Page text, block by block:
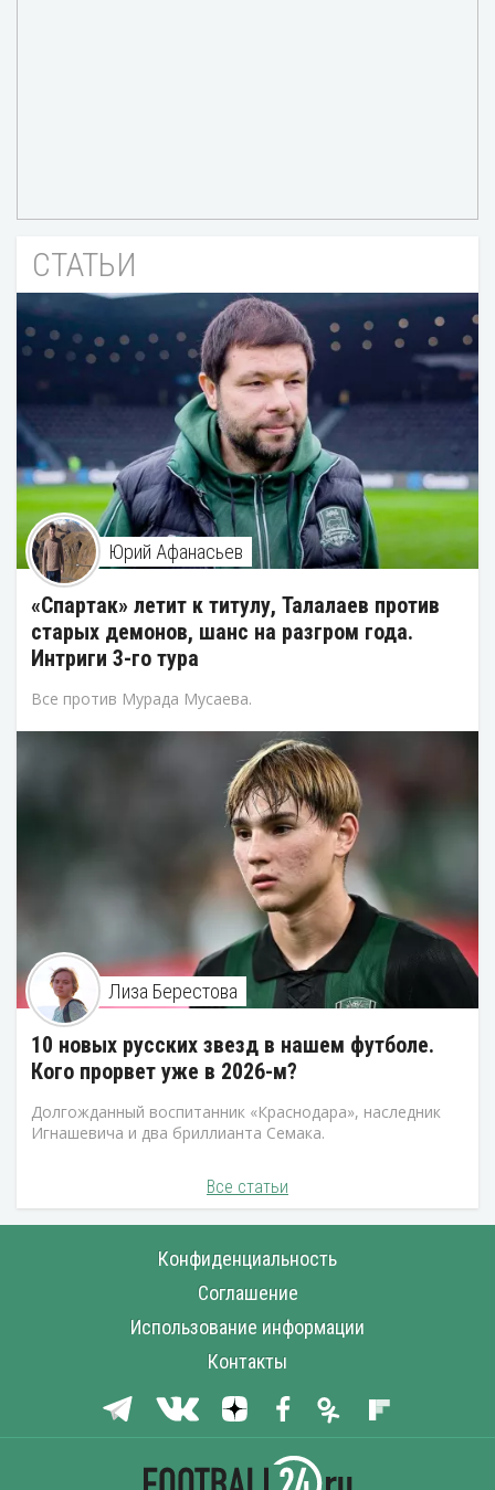
СТАТЬИ
Юрий Афанасьев
«Спартак» летит к титулу, Талалаев против
старых демонов, шанс на разгром года.
Интриги 3-го тура
Все против Мурада Мусаева.
Лиза Берестова
10 новых русских звезд в нашем футболе.
Кого прорвет уже в 2026-м?
Долгожданный воспитанник «Краснодара», наследник
Игнашевича и два бриллианта Семака.
Все статьи
Конфиденциальность
Соглашение
Использование информации
Контакты